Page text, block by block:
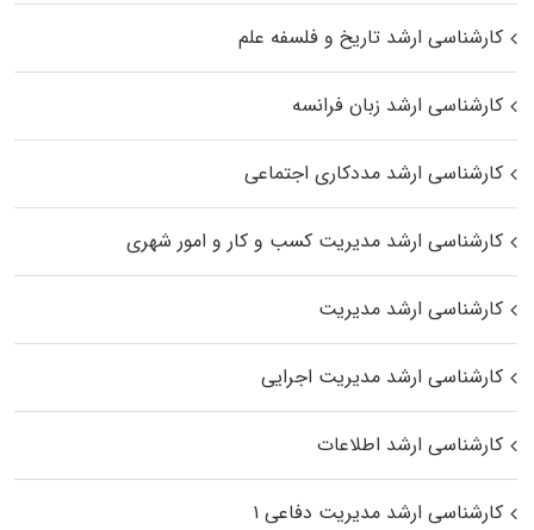
کارشناسی ارشد تاریخ و فلسفه علم
کارشناسی ارشد زبان فرانسه
کارشناسی ارشد مددکاری اجتماعی
کارشناسی ارشد مدیریت کسب و کار و امور شهری
کارشناسی ارشد مدیریت
کارشناسی ارشد مدیریت اجرایی
کارشناسی ارشد اطلاعات
کارشناسی ارشد مدیریت دفاعی ۱